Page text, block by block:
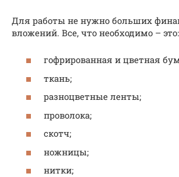
Для работы не нужно больших
вложений. Все, что необходимо – это:
гофрированная и цветная
ткань;
разноцветные ленты;
проволока;
скотч;
ножницы;
нитки;